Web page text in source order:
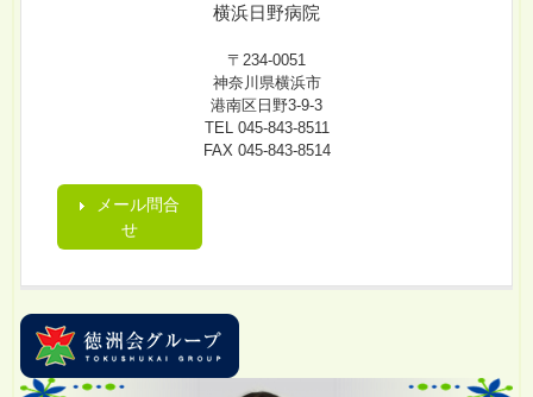
横浜日野病院
〒234-0051
神奈川県横浜市
港南区日野3-9-3
TEL 045-843-8511
FAX 045-843-8514
メール問合
せ